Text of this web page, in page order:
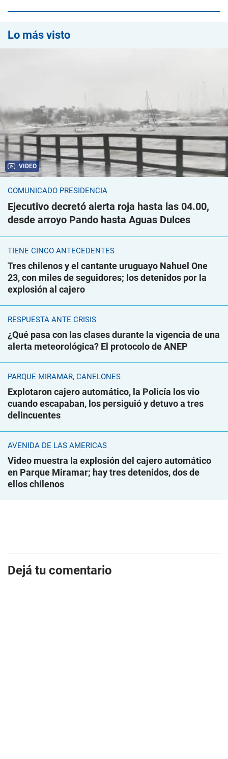
Lo más visto
VIDEO
COMUNICADO PRESIDENCIA
Ejecutivo decretó alerta roja hasta las 04.00,
desde arroyo Pando hasta Aguas Dulces
TIENE CINCO ANTECEDENTES
Tres chilenos y el cantante uruguayo Nahuel One
23, con miles de seguidores; los detenidos por la
explosión al cajero
RESPUESTA ANTE CRISIS
¿Qué pasa con las clases durante la vigencia de una
alerta meteorológica? El protocolo de ANEP
PARQUE MIRAMAR, CANELONES
Explotaron cajero automático, la Policía los vio
cuando escapaban, los persiguió y detuvo a tres
delincuentes
AVENIDA DE LAS AMÉRICAS
Video muestra la explosión del cajero automático
en Parque Miramar; hay tres detenidos, dos de
ellos chilenos
Dejá tu comentario